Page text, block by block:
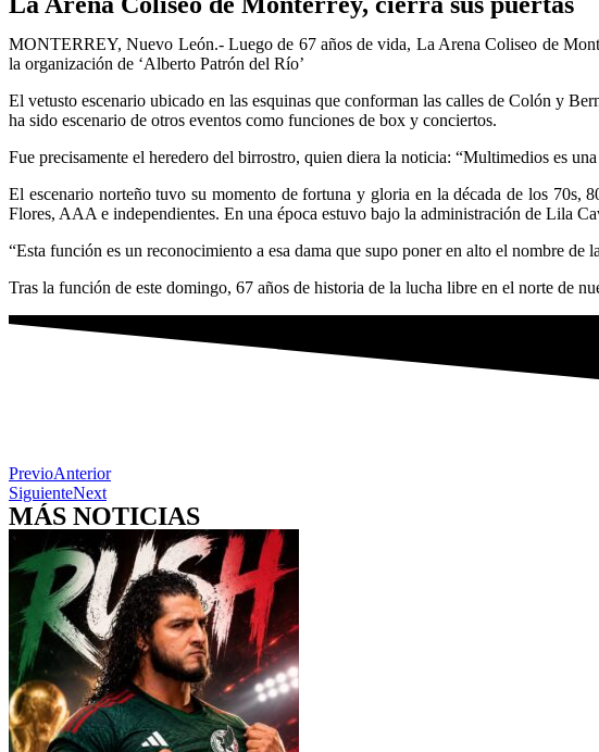
MONTERREY, Nuevo León.- Luego de 67 años de vida, La Arena Coliseo de
la organización de ‘Alberto Patrón del Río’
El vetusto escenario ubicado en las esquinas que conforman las calles de Colón y
ha sido escenario de otros eventos como funciones de box y conciertos.
Fue precisamente el heredero del birrostro, quien diera la noticia: “Multimedios es
El escenario norteño tuvo su momento de fortuna y gloria en la década de los 70s,
Flores, AAA e independientes. En una época estuvo bajo la administración de Lila
“Esta función es un reconocimiento a esa dama que supo poner en alto el nombre
Tras la función de este domingo, 67 años de historia de la lucha libre en el norte de
PrevioAnterior
SiguienteNext
MÁS NOTICIAS